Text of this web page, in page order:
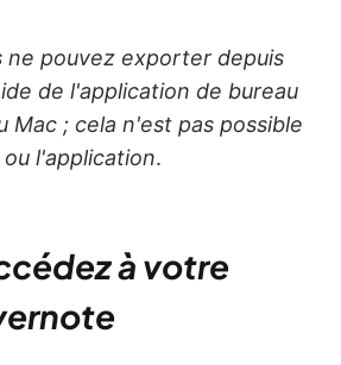
ne pouvez exporter depuis
de l'application de bureau
Mac ; cela n'est pas possible
l'application.
à votre